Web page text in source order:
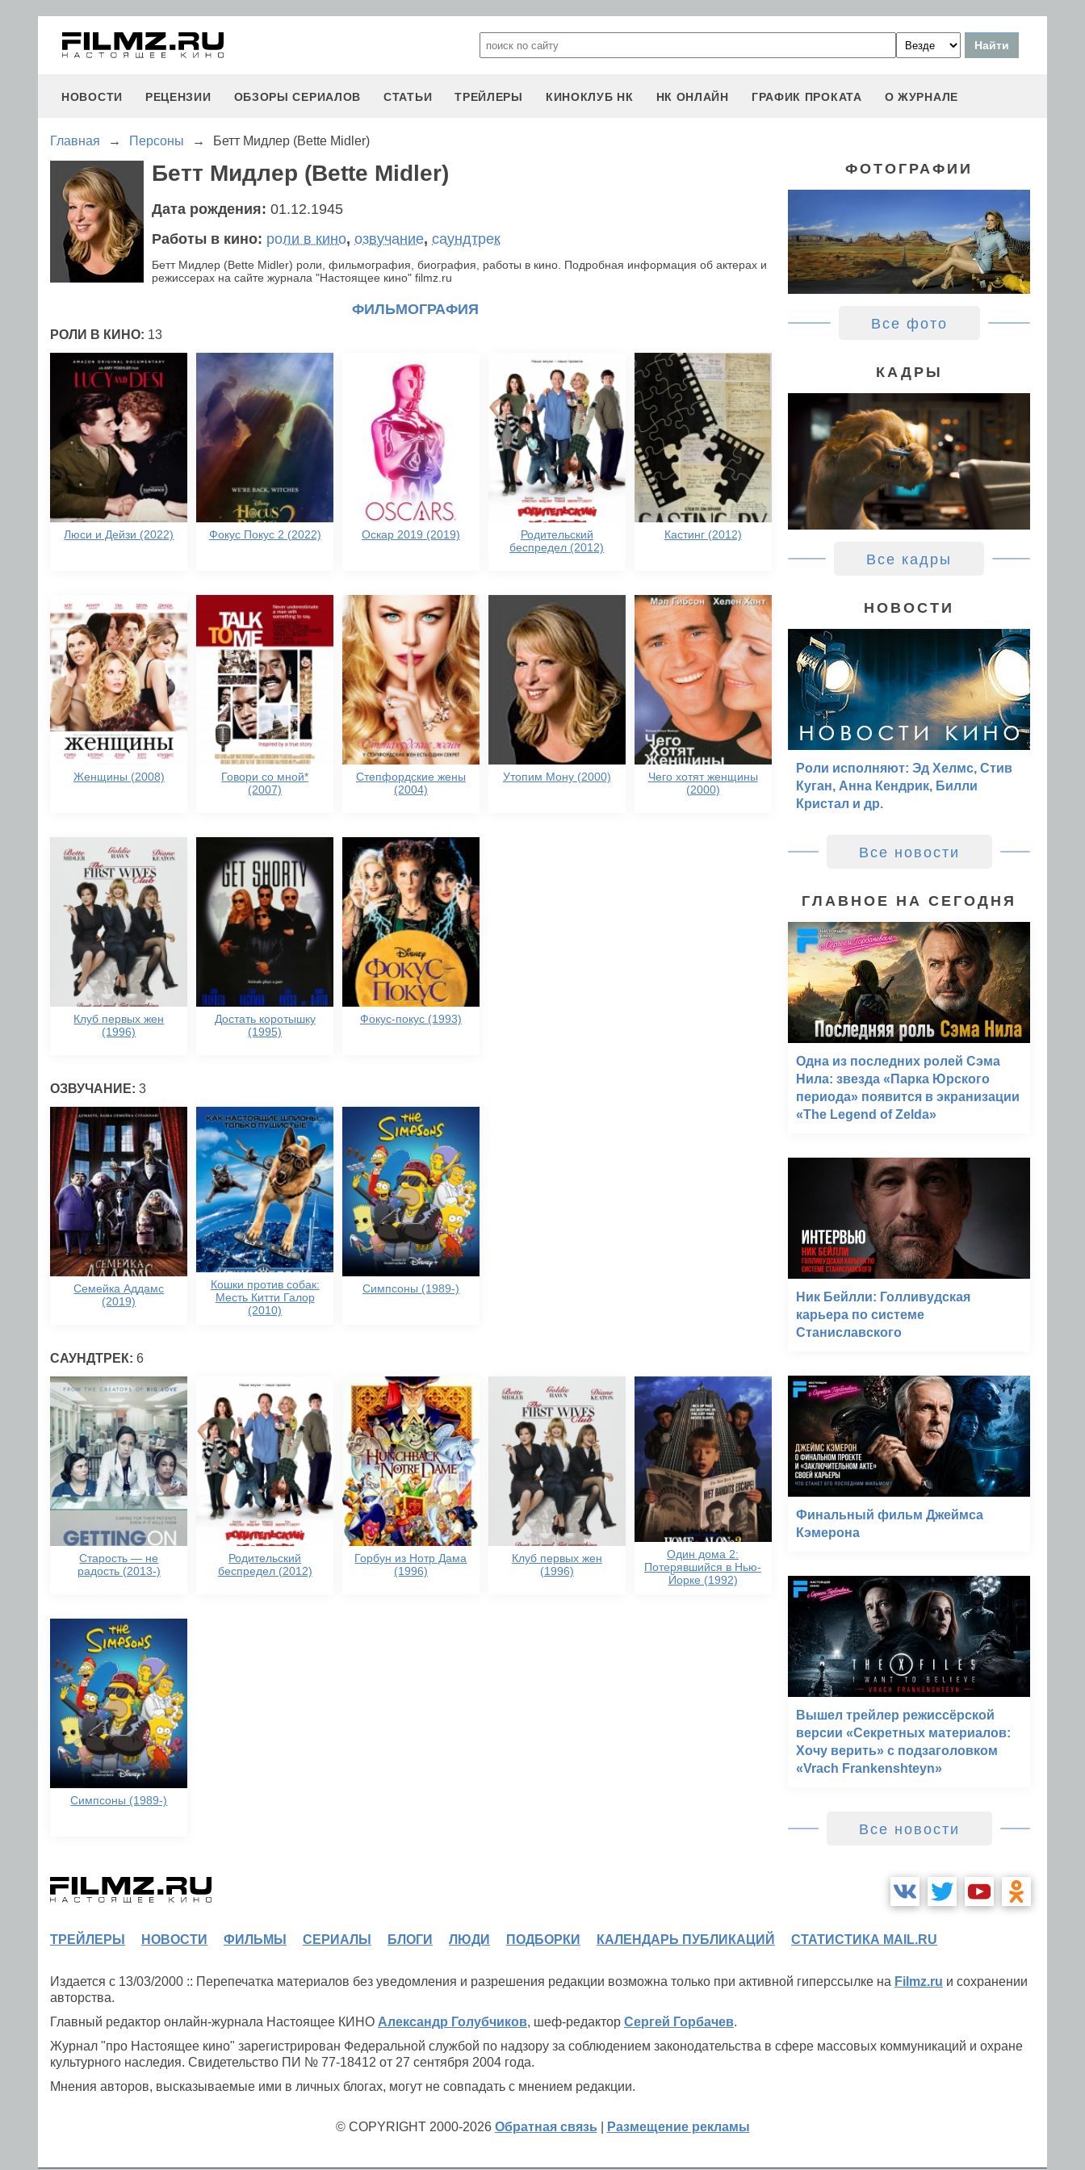
НОВОСТИ РЕЦЕНЗИИ ОБЗОРЫ СЕРИАЛОВ СТАТЬИ ТРЕЙЛЕРЫ КИНОКЛУБ НК НК ОНЛАЙН ГРАФИК ПРОКАТА О ЖУРНАЛЕ
Главная → Персоны → Бетт Мидлер (Bette Midler)
Бетт Мидлер (Bette Midler)
Дата рождения: 01.12.1945
Работы в кино: роли в кино, озвучание, саундтрек
Бетт Мидлер (Bette Midler) роли, фильмография, биография, работы в кино. Подробная информация об актерах и
режиссерах на сайте журнала "Настоящее кино" filmz.ru
ФИЛЬМОГРАФИЯ
РОЛИ В КИНО: 13
Люси и Дейзи (2022) Фокус Покус 2 (2022) Оскар 2019 (2019)
Родительский
беспредел (2012)
Кастинг (2012)
Женщины (2008)
Говори со мной*
(2007)
Степфордские жены
(2004)
Утопим Мону (2000)
Чего хотят женщины
(2000)
Клуб первых жен
(1996)
Достать коротышку
(1995)
Фокус-покус (1993)
ОЗВУЧАНИЕ: 3
Семейка Аддамс
(2019)
Кошки против собак:
Месть Китти Галор
(2010)
Симпсоны (1989-)
САУНДТРЕК: 6
Старость — не
радость (2013-)
Родительский
беспредел (2012)
Горбун из Нотр Дама
(1996)
Клуб первых жен
(1996)
Один дома 2:
Потерявшийся в Нью-
Йорке (1992)
Симпсоны (1989-)
ФОТОГРАФИИ
Все фото
КАДРЫ
Все кадры
НОВОСТИ
Роли исполняют: Эд Хелмс, Стив
Куган, Анна Кендрик, Билли
Кристал и др.
Все новости
ГЛАВНОЕ НА СЕГОДНЯ
Одна из последних ролей Сэма
Нила: звезда «Парка Юрского
периода» появится в экранизации
«The Legend of Zelda»
Ник Бейлли: Голливудская
карьера по системе
Станиславского
Финальный фильм Джеймса
Кэмерона
Вышел трейлер режиссёрской
версии «Секретных материалов:
Хочу верить» с подзаголовком
«Vrach Frankenshteyn»
Все новости
ТРЕЙЛЕРЫ НОВОСТИ ФИЛЬМЫ СЕРИАЛЫ БЛОГИ ЛЮДИ ПОДБОРКИ КАЛЕНДАРЬ ПУБЛИКАЦИЙ СТАТИСТИКА MAIL.RU
Издается с 13/03/2000 :: Перепечатка материалов без уведомления и разрешения редакции возможна только при активной гиперссылке на Filmz.ru и сохранении
авторства.
Главный редактор онлайн-журнала Настоящее КИНО Александр Голубчиков, шеф-редактор Сергей Горбачев.
Журнал "про Настоящее кино" зарегистрирован Федеральной службой по надзору за соблюдением законодательства в сфере массовых коммуникаций и охране
культурного наследия. Свидетельство ПИ № 77-18412 от 27 сентября 2004 года.
Мнения авторов, высказываемые ими в личных блогах, могут не совпадать с мнением редакции.
© COPYRIGHT 2000-2026 Обратная связь Размещение рекламы